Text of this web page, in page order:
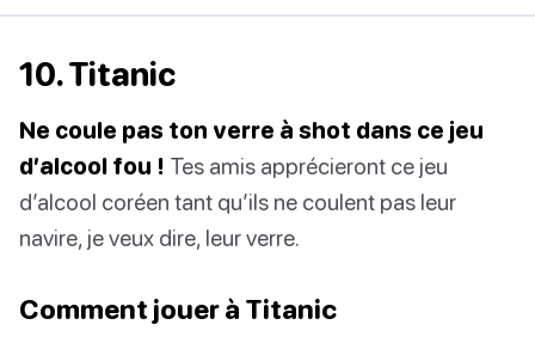
10. Titanic
Ne coule pas ton verre à shot dans ce jeu
d’alcool fou ! Tes amis apprécieront ce jeu
d’alcool coréen tant qu’ils ne coulent pas leur
navire, je veux dire, leur verre.
Comment jouer à Titanic